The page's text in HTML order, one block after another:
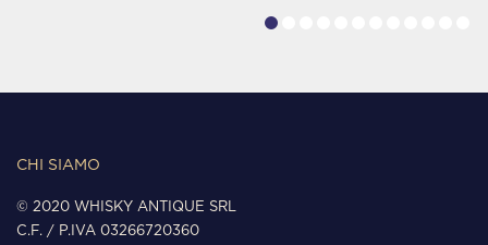
CHI SIAMO
© 2020 WHISKY ANTIQUE SRL
C.F. / P.IVA 03266720360